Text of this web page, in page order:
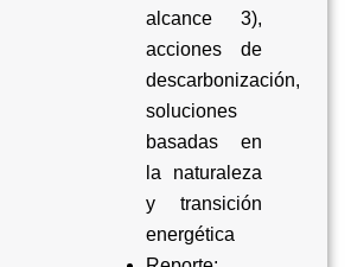
alcance 3),
acciones de
descarbonización,
soluciones
basadas en
la naturaleza
y transición
energética